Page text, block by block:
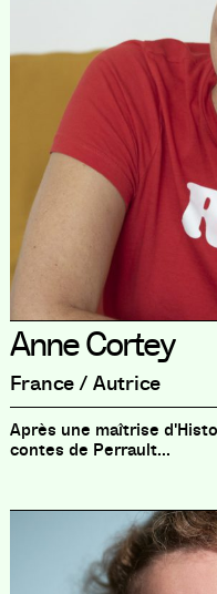
Anne Cortey
France / Autrice
Après une maîtrise
contes de Perrault...